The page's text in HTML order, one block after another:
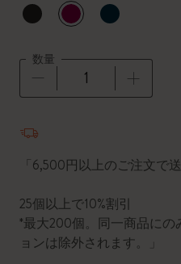
選択済
*選択したカラー
数量
「6,500円以上のご注文で
25個以上で10%割引
*最大200個。同一商品にの
ョンは除外されます。」